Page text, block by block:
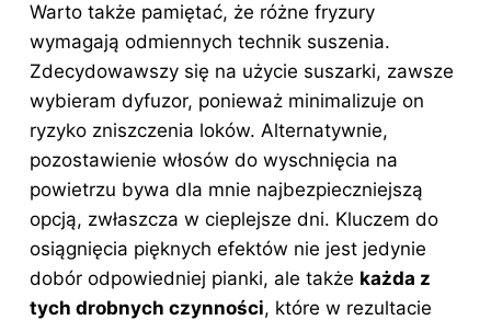
Warto także pamiętać, że różne fryzury
wymagają odmiennych technik suszenia.
Zdecydowawszy się na użycie suszarki, zawsze
wybieram dyfuzor, ponieważ minimalizuje on
ryzyko zniszczenia loków. Alternatywnie,
pozostawienie włosów do wyschnięcia na
powietrzu bywa dla mnie najbezpieczniejszą
opcją, zwłaszcza w cieplejsze dni. Kluczem do
osiągnięcia pięknych efektów nie jest jedynie
dobór odpowiedniej pianki, ale także każda z
tych drobnych czynności, które w rezultacie